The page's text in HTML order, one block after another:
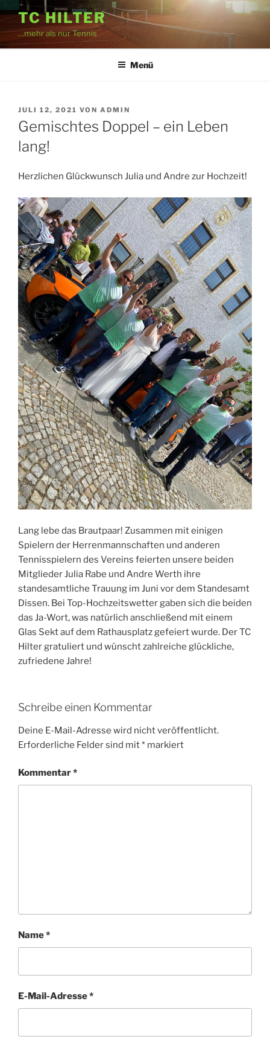
Inhalt
springen
TC HILTER
…mehr als nur Tennis
Menü
VERÖFFENTLICHT
AM
JULI 12, 2021 VON ADMIN
Gemischtes Doppel – ein Leben
lang!
Herzlichen Glückwunsch Julia und Andre zur Hochzeit!
Lang lebe das Brautpaar! Zusammen mit einigen
Spielern der Herrenmannschaften und anderen
Tennisspielern des Vereins feierten unsere beiden
Mitglieder Julia Rabe und Andre Werth ihre
standesamtliche Trauung im Juni vor dem Standesamt
Dissen. Bei Top-Hochzeitswetter gaben sich die beiden
das Ja-Wort, was natürlich anschließend mit einem
Glas Sekt auf dem Rathausplatz gefeiert wurde. Der TC
Hilter gratuliert und wünscht zahlreiche glückliche,
zufriedene Jahre!
Schreibe einen Kommentar
Deine E-Mail-Adresse wird nicht veröffentlicht.
Erforderliche Felder sind mit* markiert
Kommentar*
Name*
E-Mail-Adresse*